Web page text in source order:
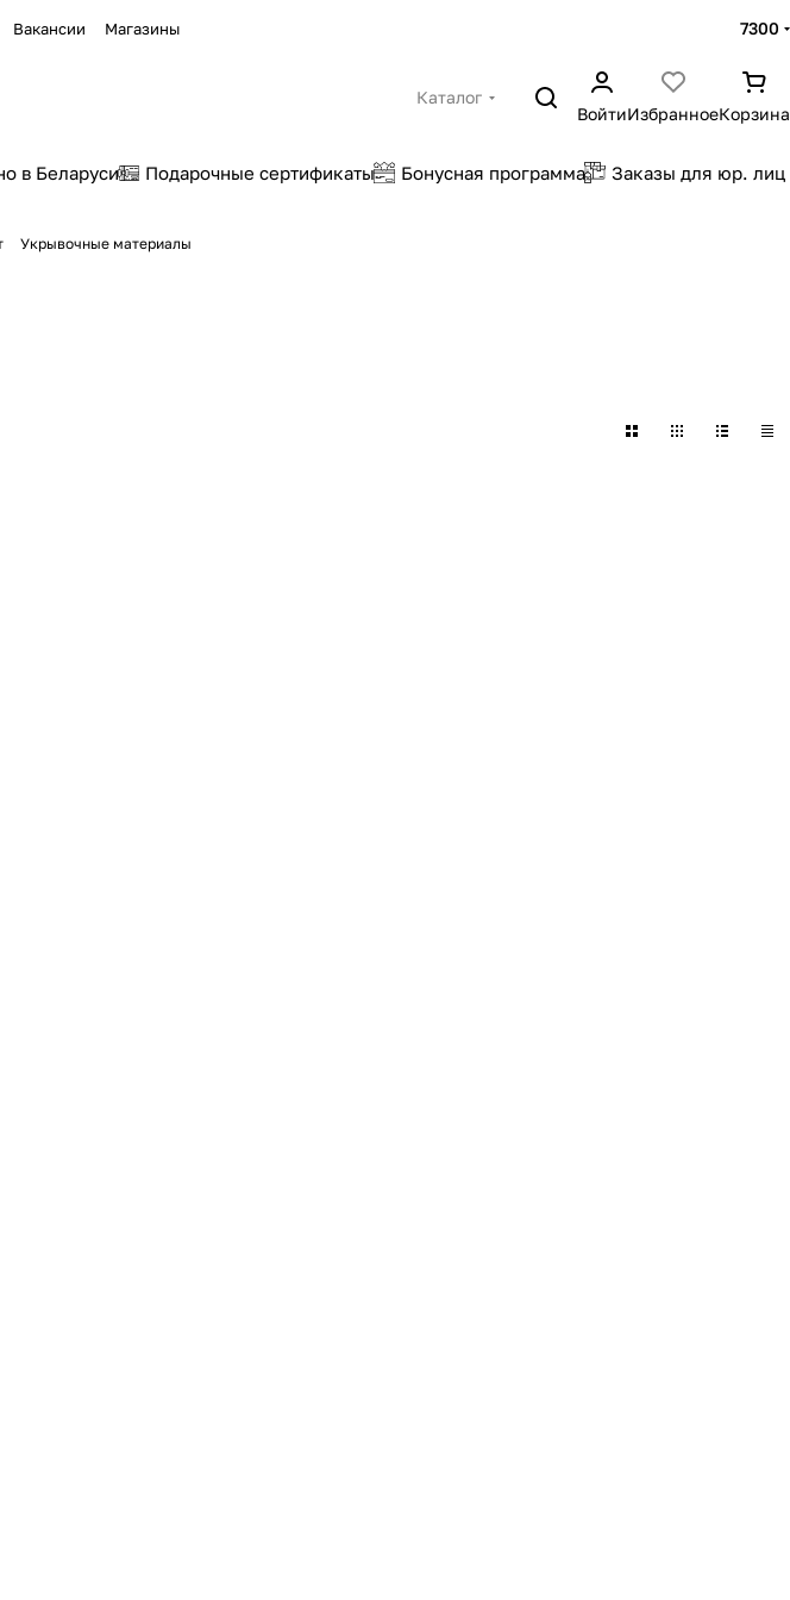
Вакансии Магазины 7300
Каталог
ВойтиИзбранноеКорзина
в Беларуси Подарочные сертификаты Бонусная программа Заказы для юр. лиц
Укрывочные материалы